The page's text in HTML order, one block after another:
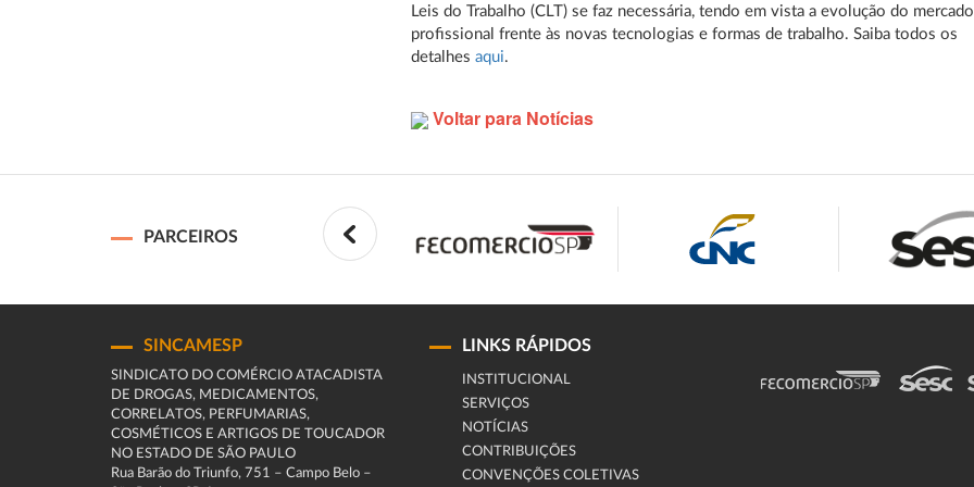
Leis do Trabalho (CLT) se faz necessária, tendo em vista a evolução do mercado
profissional frente às novas tecnologias e formas de trabalho. Saiba todos os
detalhesaqui.
Voltar para Notícias
PARCEIROS
SINCAMESP
SINDICATO DO COMÉRCIO ATACADISTA
DE DROGAS, MEDICAMENTOS,
CORRELATOS, PERFUMARIAS,
COSMÉTICOS E ARTIGOS DE TOUCADOR
NO ESTADO DE SÃO PAULO
Rua Barão do Triunfo, 751 – Campo Belo –
LINKS RÁPIDOS
INSTITUCIONAL
SERVIÇOS
NOTÍCIAS
CONTRIBUIÇÕES
CONVENÇÕES COLETIVAS